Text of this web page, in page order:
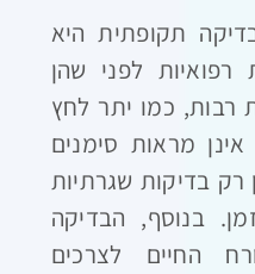
תקופתית היא
רפואיות לפני שהן
רבות, כמו יתר לחץ
מראות סימנים
רק בדיקות שגרתיות
בנוסף, הבדיקה
החיים לצרכים